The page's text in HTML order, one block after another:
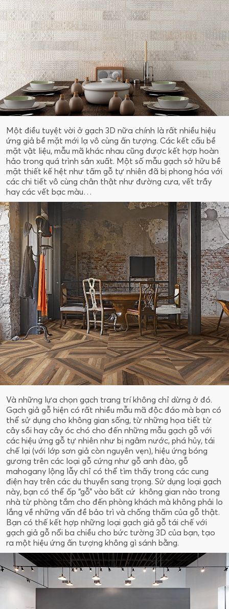
Một điều tuyệt vời ở gạch 3D nữa chính là rất nhiều hiệu
ứng giả bề mặt mới lạ vô cùng ấn tượng. Các kết cấu bề
mặt vật liệu, mẫu mã khác nhau cũng được kết hợp hoàn
hảo trong quá trình sản xuất. Một số mẫu gạch sở hữu bề
mặt thiết kế hệt như tấm gỗ tự nhiên đã bị phong hóa với
các chi tiết vô cùng chân thật như đường cưa, vết trầy
hay các vết bạc màu…
Và những lựa chọn gạch trang trí không chỉ dừng ở đó.
Gạch giả gỗ hiện có rất nhiều mẫu mã độc đáo mà bạn có
thể sử dụng cho không gian sống, từ những họa tiết từ
cây sồi hay cây óc chó cho đến những mẫu gạch gỗ với
các hiệu ứng gỗ tự nhiên như bị ngâm nước, phá hủy, tái
chế lại (với lớp sơn giả còn nguyên vẹn), hiệu ứng bóng
gương trên các loại gỗ cứng như gỗ anh đào, gỗ
mahogany lộng lẫy chỉ có thể tìm thấy trong các cung
điện hay trên các du thuyền sang trọng. Sử dụng loại gạch
này, bạn có thể ốp “gỗ” vào bất cứ không gian nào trong
nhà từ phòng tắm cho đến phòng khách mà không phải lo
lắng về những vấn đề bảo trì và chống thấm của gỗ thật.
Bạn có thế kết hợp những loại gạch giả gỗ tái chế với
gạch giả gỗ nổi ba chiều cho bức tường 3D của bạn, tạo
ra một hiệu ứng ấn tượng không gì sánh bằng.